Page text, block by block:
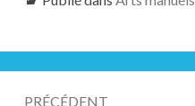
Navigation
PRÉCÉDENT